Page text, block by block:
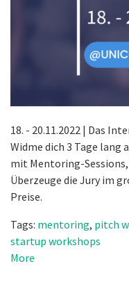
18. - 20.11.2022 | Das
Widme dich 3 Tage lang
mit Mentoring-
Überzeuge die Jury im
Preise.
Tags: mentoring, pitch
startup workshops
More